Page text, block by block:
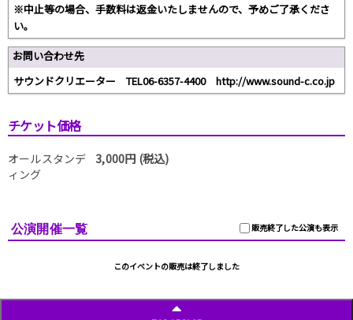
※中止等の場合、手数料は返金いたしませんので、予めご了承くださ
い。
お問い合わせ先
サウンドクリエーター TEL06-6357-4400 http://www.sound-c.co.jp
チケット価格
オールスタンデ
ィング
3,000円 (税込)
販売終了した公演も表示
公演開催一覧
このイベントの販売は終了しました